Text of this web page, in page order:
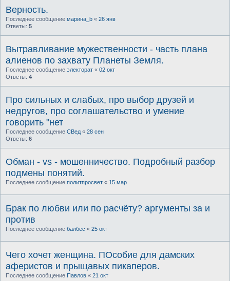
Верность.
Последнее сообщение марина_b « 26 янв
Ответы: 5
Вытравливание мужественности - часть плана
алиенов по захвату Планеты Земля.
Последнее сообщение электорат « 02 окт
Ответы: 4
Про сильных и слабых, про выбор друзей и
недругов, про соглашательство и умение
говорить "нет
Последнее сообщение СВед « 28 сен
Ответы: 6
Обман - vs - мошенничество. Подробный разбор
подмены понятий.
Последнее сообщение политпросвет « 15 мар
Брак по любви или по расчёту? аргументы за и
против
Последнее сообщение балбес « 25 окт
Чего хочет женщина. ПОсобие для дамских
аферистов и прыщавых пикаперов.
Последнее сообщение Павлов « 21 окт